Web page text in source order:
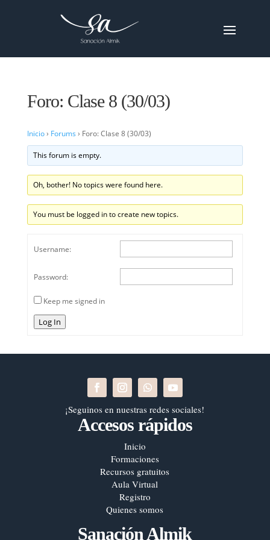
Foro: Clase 8 (30/03)
Inicio› Forums › Foro: Clase 8 (30/03)
This forum is empty.
Oh, bother! No topics were found here.
You must be logged in to create new topics.
Username:
Password:
Keep me signed in
Log In
¡Seguinos en nuestras redes sociales!
Accesos rápidos
Inicio
Formaciones
Recursos gratuitos
Aula Virtual
Registro
Quienes somos
Sanación Almik